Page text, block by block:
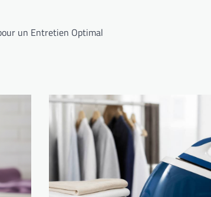
un Entretien Optimal